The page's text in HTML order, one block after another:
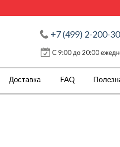
+7 (499) 2-200-
С 9:00 до 20:00
Доставка FAQ